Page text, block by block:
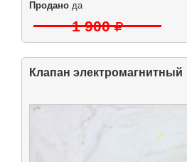
Продано да
1 900
Клапан электромагнитный